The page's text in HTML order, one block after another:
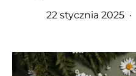
22 stycznia 2025